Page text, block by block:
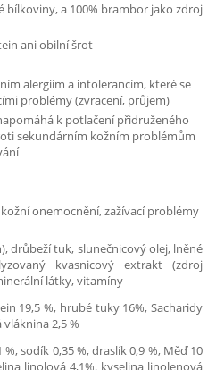
bílkoviny, a 100% brambor jako zdroj
ani obilní šrot
alergiím a intolerancím, které se
problémy (zvracení, průjem)
k potlačení přidruženého
sekundárním kožním problémům
onemocnění, zažívací problémy
drůbeží tuk, slunečnicový olej, lněné
kvasnicový extrakt (zdroj
látky, vitamíny
19,5 %, hrubé tuky 16%, Sacharidy
2,5 %
sodík 0,35 %, draslík 0,9 %, Měď 10
linolová 4,1%, kyselina linolenová